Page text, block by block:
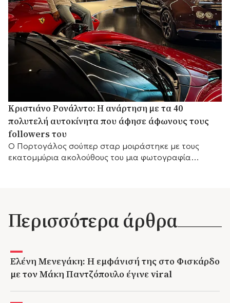
Κριστιάνο Ρονάλντο: Η ανάρτηση με τα 40
πολυτελή αυτοκίνητα που άφησε άφωνους τους
followers του
Ο Πορτογάλος σούπερ σταρ μοιράστηκε με τους
εκατομμύρια ακολούθους του μια φωτογραφία
Περισσότερα άρθρα
Ελένη Μενεγάκη: Η εμφάνισή της στο Φισκάρδο
με τον Μάκη Παντζόπουλο έγινε viral